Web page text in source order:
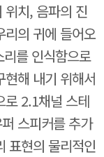
위치, 음파의 진
리의 귀에 들어오
를 인식함으로
해 내기 위해서
로 2.1채널 스테
스피커를 추가
표현의 물리적인